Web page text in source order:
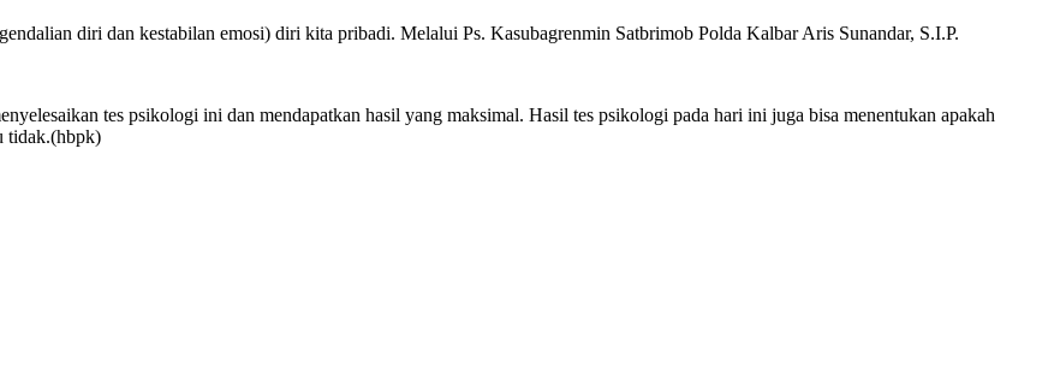
diri dan kestabilan emosi) diri kita pribadi. Melalui Ps. Kasubagrenmin Satbrimob Polda Kalbar Aris Sunandar, S.I.P.
tes psikologi ini dan mendapatkan hasil yang maksimal. Hasil tes psikologi pada hari ini juga bisa menentukan apakah
tidak.(hbpk)